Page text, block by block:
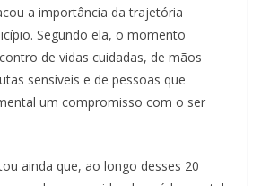
a importância da trajetória
Segundo ela, o momento
de vidas cuidadas, de mãos
sensíveis e de pessoas que
um compromisso com o ser
ainda que, ao longo desses 20